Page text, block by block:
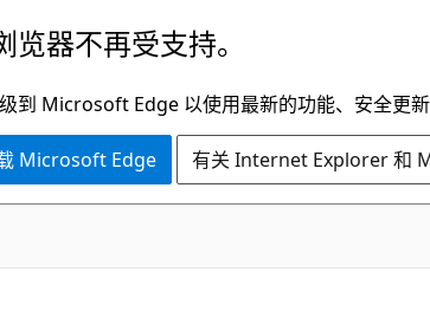
览器不再受支持。
到 Microsoft Edge 以使用最新的功能、安全更新
Microsoft Edge 有关 Internet Explorer 和